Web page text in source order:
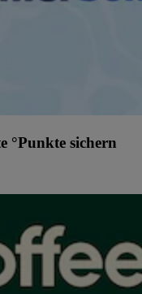
°Punkte sichern